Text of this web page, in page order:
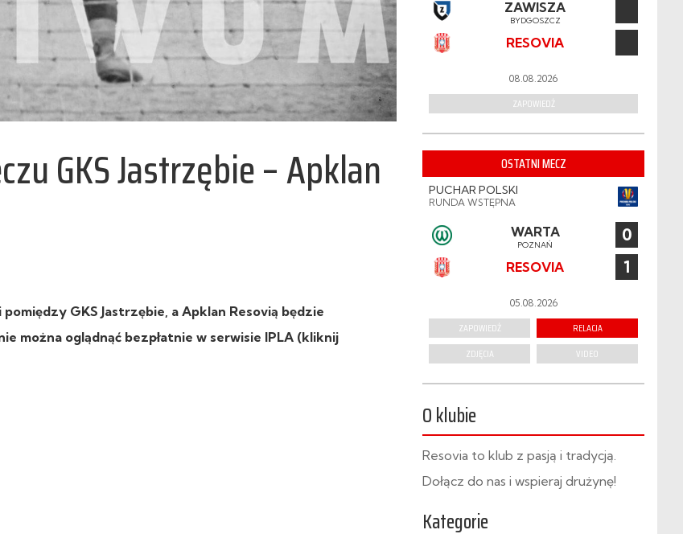
GKS Jastrzębie – Apklan
GKS Jastrzębie, a Apklan Resovią będzie
można oglądnąć bezpłatnie w serwisie IPLA (kliknij
ZAWISZA
BYDGOSZCZ
RESOVIA
08.08.2026
ZAPOWIEDŹ
OSTATNI MECZ
PUCHAR POLSKI
RUNDA WSTĘPNA
WARTA
POZNAŃ 0
RESOVIA 1
05.08.2026
ZAPOWIEDŹ
RELACJA
ZDJĘCIA
VIDEO
O klubie
Resovia to klub z pasją i tradycją.
Dołącz do nas i wspieraj drużynę!
Kategorie